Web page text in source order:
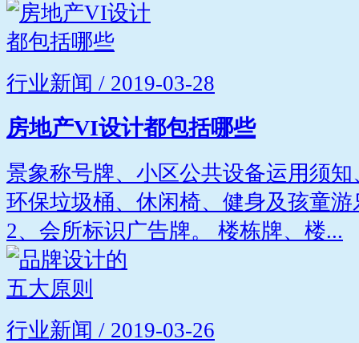
行业新闻 / 2019-03-28
房地产VI设计都包括哪些
景象称号牌、小区公共设备运用须
环保垃圾桶、休闲椅、健身及孩童
2、会所标识广告牌。 楼栋牌、楼...
行业新闻 / 2019-03-26